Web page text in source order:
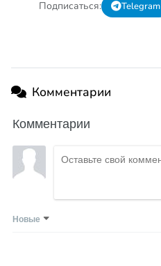
Подписаться: Telegram
Комментарии
Комментарии
Новые